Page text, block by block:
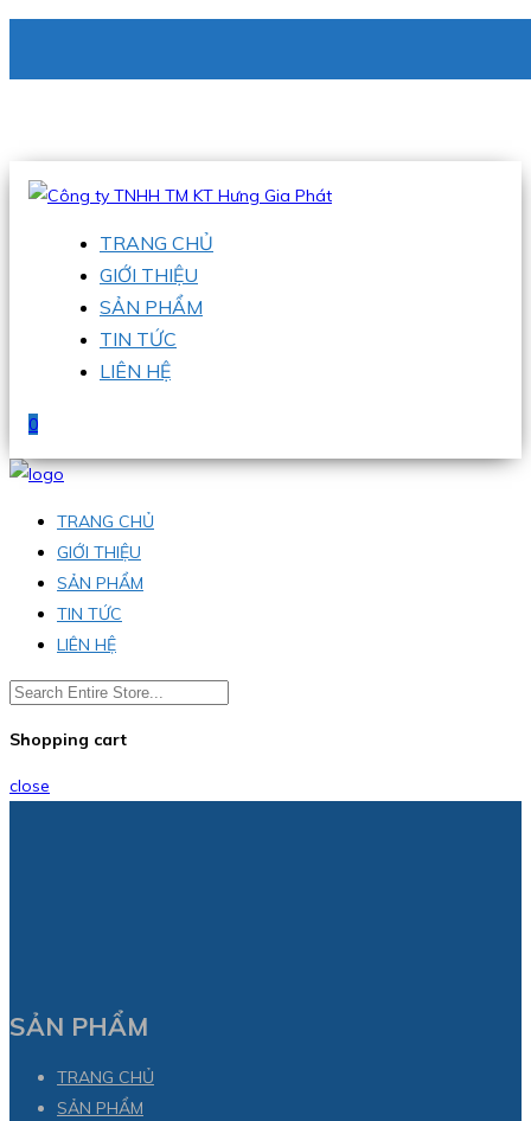
Hotline:0938 336 079
TRANG CHỦ
GIỚI THIỆU
SẢN PHẨM
TIN TỨC
LIÊN HỆ
0
TRANG CHỦ
GIỚI THIỆU
SẢN PHẨM
TIN TỨC
LIÊN HỆ
Shopping cart
close
SẢN PHẨM
TRANG CHỦ
SẢN PHẨM